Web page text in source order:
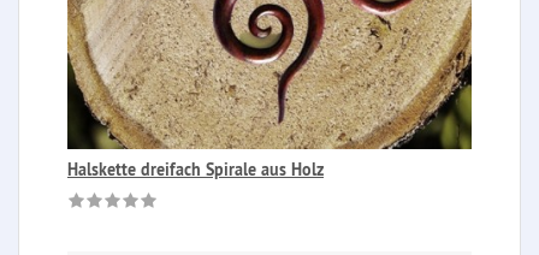
Halskette dreifach Spirale aus Holz